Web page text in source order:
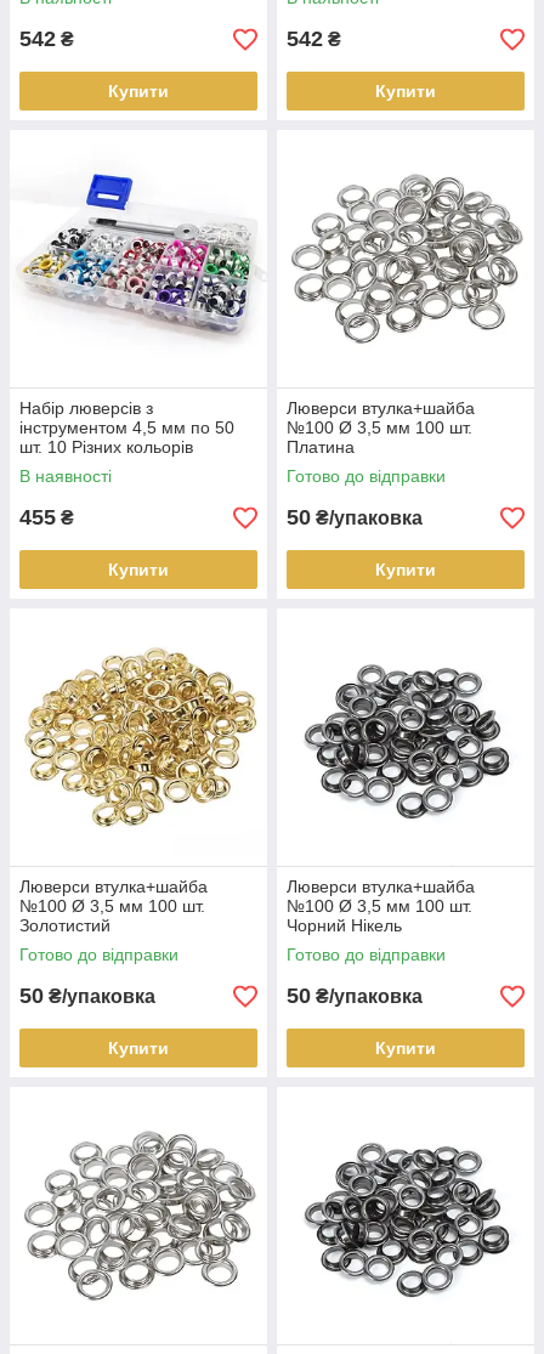
542 ₴
Купити
542 ₴
Купити
Набір люверсів з
інструментом 4,5 мм по 50
шт. 10 Різних кольорів
В наявності
455 ₴
Купити
Люверси втулка+шайба
№100 Ø 3,5 мм 100 шт.
Платина
Готово до відправки
50 ₴/упаковка
Купити
Люверси втулка+шайба
№100 Ø 3,5 мм 100 шт.
Золотистий
Готово до відправки
50 ₴/упаковка
Купити
Люверси втулка+шайба
№100 Ø 3,5 мм 100 шт.
Чорний Нікель
Готово до відправки
50 ₴/упаковка
Купити